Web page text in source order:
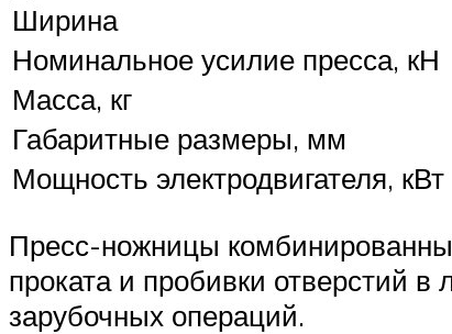
Ширина
Номинальное усилие пресса, кН
Масса, кг
Габаритные размеры, мм
Мощность электродвигателя, кВт
Пресс-ножницы
проката и пробивки отверстий
зарубочных операций.